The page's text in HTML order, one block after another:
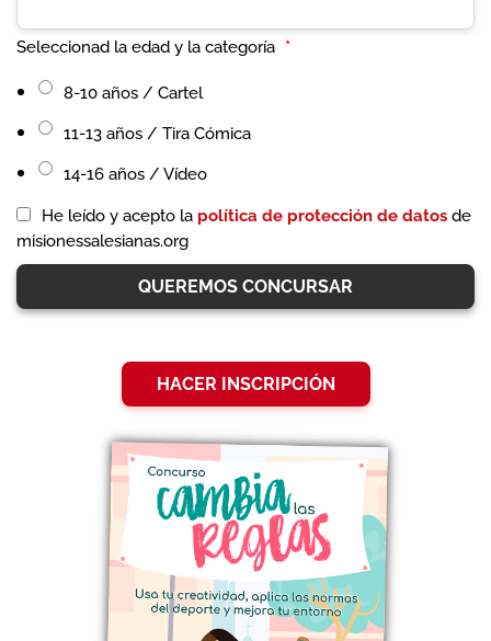
Seleccionad la edad y la categoría *
8-10 años / Cartel
11-13 años / Tira Cómica
14-16 años / Vídeo
He leído y acepto la política de protección de datos de
misionessalesianas.org
HACER INSCRIPCIÓN